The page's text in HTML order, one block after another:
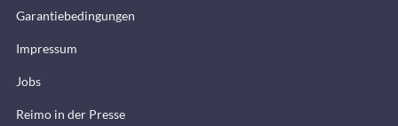
Garantiebedingungen
Impressum
Jobs
Reimo in der Presse